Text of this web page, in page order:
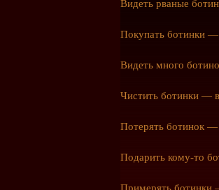
Видеть рваные
Покупать ботинки —
Видеть много
Чистить ботинки —
Потерять ботинок —
Подарить кому-то